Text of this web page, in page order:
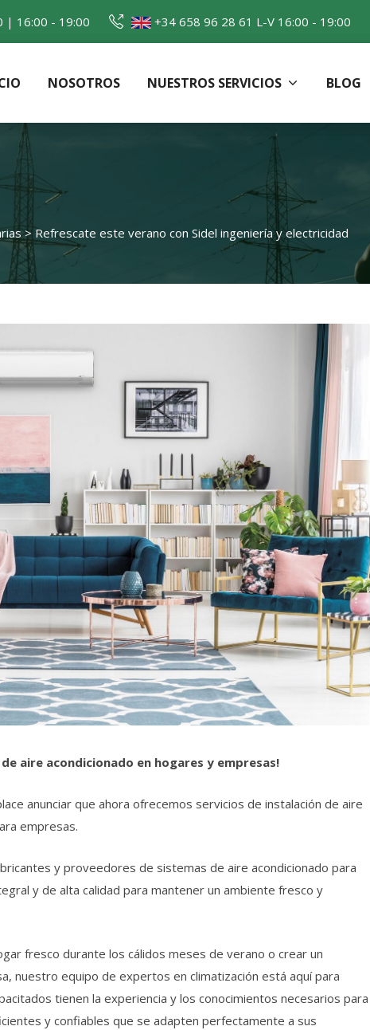
| 16:00 - 19:00 +34 658 96 28 61 L-V 16:00 - 19:00
y Electricidad
NOSOTROS NUESTROS SERVICIOS BLOG
> Refrescate este verano con Sidel ingeniería y electricidad
aire acondicionado en hogares y empresas!
anunciar que ahora ofrecemos servicios de instalación de aire
empresas.
y proveedores de sistemas de aire acondicionado para
y de alta calidad para mantener un ambiente fresco y
fresco durante los cálidos meses de verano o crear un
nuestro equipo de expertos en climatización está aquí para
tienen la experiencia y los conocimientos necesarios para
y confiables que se adapten perfectamente a sus